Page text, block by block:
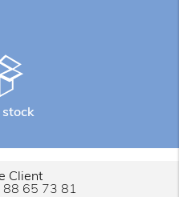
stock
Client
88 65 73 81